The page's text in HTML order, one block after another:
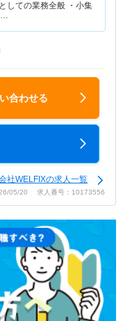
しての業務全般 ・小集
合わせる
社WELFIXの求人一覧
05/20 求人番号：10173556